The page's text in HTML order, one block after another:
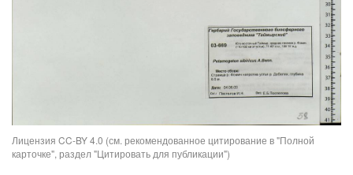
Лицензия CC-BY 4.0 (см. рекомендованное цитирование в "Полной
карточке", раздел "Цитировать для публикации")